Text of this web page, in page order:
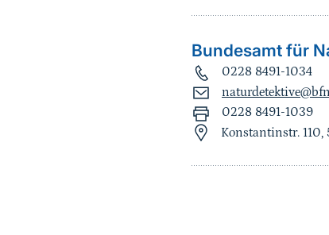
Bundesamt für
0228 8491-1034
0228 8491-1039
Konstantinstr. 110,